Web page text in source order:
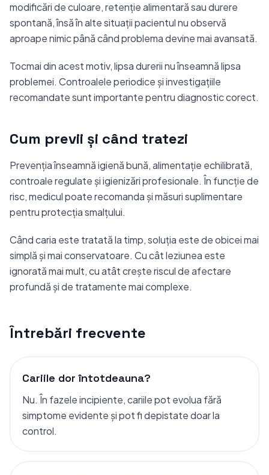
modificări de culoare, retenție alimentară sau durere
spontană, însă în alte situații pacientul nu observă
aproape nimic până când problema devine mai avansată.
Tocmai din acest motiv, lipsa durerii nu înseamnă lipsa
problemei. Controalele periodice și investigațiile
recomandate sunt importante pentru diagnostic corect.
Cum previi și când tratezi
Prevenția înseamnă igienă bună, alimentație echilibrată,
controale regulate și igienizări profesionale. În funcție de
risc, medicul poate recomanda și măsuri suplimentare
pentru protecția smalțului.
Când caria este tratată la timp, soluția este de obicei mai
simplă și mai conservatoare. Cu cât leziunea este
ignorată mai mult, cu atât crește riscul de afectare
profundă și de tratamente mai complexe.
Întrebări frecvente
Cariile dor întotdeauna?
Nu. În fazele incipiente, cariile pot evolua fără
simptome evidente și pot fi depistate doar la
control.